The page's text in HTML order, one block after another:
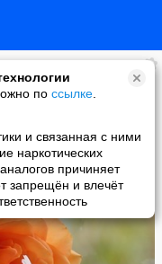
по ссылке
и связанная с ними
наркотических
причиняет
запрещён и влечёт